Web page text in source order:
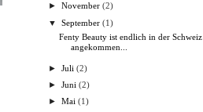
►November (2)
▼
September (1)
Fenty Beauty ist endlich in der Schweiz
angekommen...
►Juli (2)
►Juni (2)
►Mai (1)